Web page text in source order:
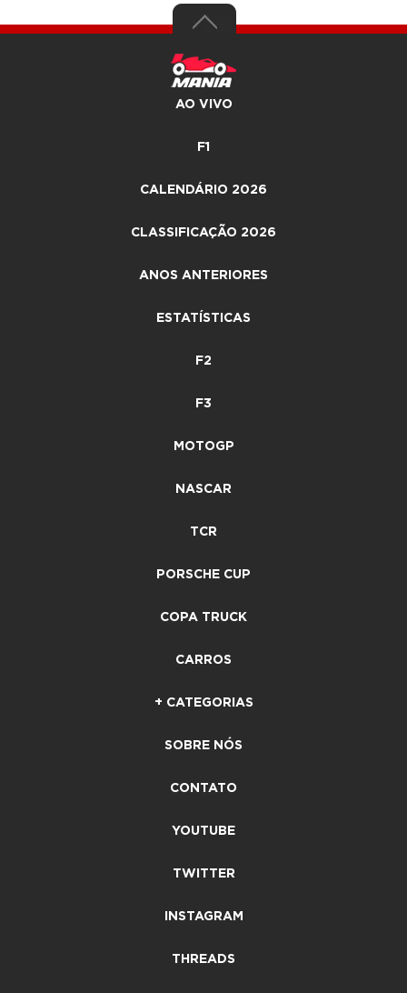
AO VIVO
F1
CALENDÁRIO 2026
CLASSIFICAÇÃO 2026
ANOS ANTERIORES
ESTATÍSTICAS
F2
F3
MOTOGP
NASCAR
TCR
PORSCHE CUP
COPA TRUCK
CARROS
+ CATEGORIAS
SOBRE NÓS
CONTATO
YOUTUBE
TWITTER
INSTAGRAM
THREADS